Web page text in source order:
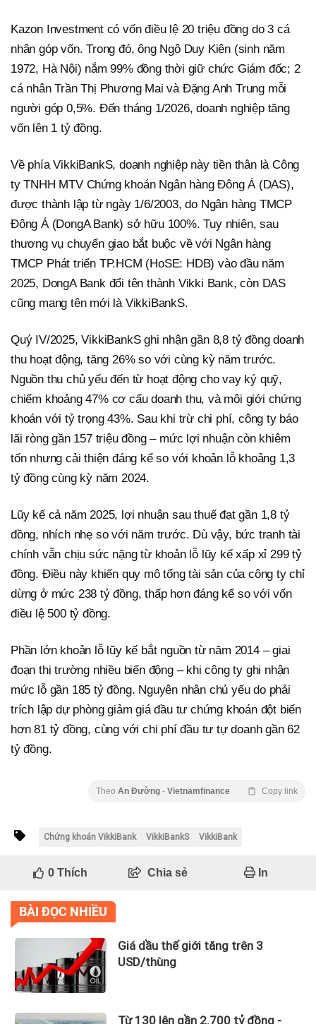
Kazon Investment có vốn điều lệ 20 triệu đồng do 3 cá
nhân góp vốn. Trong đó, ông Ngô Duy Kiên (sinh năm
1972, Hà Nội) nắm 99% đồng thời giữ chức Giám đốc; 2
cá nhân Trần Thị Phương Mai và Đặng Anh Trung mỗi
người góp 0,5%. Đến tháng 1/2026, doanh nghiệp tăng
vốn lên 1 tỷ đồng.
Về phía VikkiBankS, doanh nghiệp này tiền thân là Công
ty TNHH MTV Chứng khoán Ngân hàng Đông Á (DAS),
được thành lập từ ngày 1/6/2003, do Ngân hàng TMCP
Đông Á (DongA Bank) sở hữu 100%. Tuy nhiên, sau
thương vụ chuyển giao bắt buộc về với Ngân hàng
TMCP Phát triển TP.HCM (HoSE: HDB) vào đầu năm
2025, DongA Bank đổi tên thành Vikki Bank, còn DAS
cũng mang tên mới là VikkiBankS.
Quý IV/2025, VikkiBankS ghi nhận gần 8,8 tỷ đồng doanh
thu hoạt động, tăng 26% so với cùng kỳ năm trước.
Nguồn thu chủ yếu đến từ hoạt động cho vay ký quỹ,
chiếm khoảng 47% cơ cấu doanh thu, và môi giới chứng
khoán với tỷ trọng 43%. Sau khi trừ chi phí, công ty báo
lãi ròng gần 157 triệu đồng – mức lợi nhuận còn khiêm
tốn nhưng cải thiện đáng kể so với khoản lỗ khoảng 1,3
tỷ đồng cùng kỳ năm 2024.
Lũy kế cả năm 2025, lợi nhuận sau thuế đạt gần 1,8 tỷ
đồng, nhích nhẹ so với năm trước. Dù vậy, bức tranh tài
chính vẫn chịu sức nặng từ khoản lỗ lũy kế xấp xỉ 299 tỷ
đồng. Điều này khiến quy mô tổng tài sản của công ty chỉ
dừng ở mức 238 tỷ đồng, thấp hơn đáng kể so với vốn
điều lệ 500 tỷ đồng.
Phần lớn khoản lỗ lũy kế bắt nguồn từ năm 2014 – giai
đoạn thị trường nhiều biến động – khi công ty ghi nhận
mức lỗ gần 185 tỷ đồng. Nguyên nhân chủ yếu do phải
trích lập dự phòng giảm giá đầu tư chứng khoán đột biến
hơn 81 tỷ đồng, cùng với chi phí đầu tư tự doanh gần 62
tỷ đồng.
Theo An Đường - Vietnamfinance Copy link
Chứng khoán VikkiBank VikkiBankS VikkiBank
0Thích Chia sẻ In
BÀI ĐỌC NHIỀU
Giá dầu thế giới tăng trên 3
USD/thùng
Từ 130 lên gần 2.700 tỷ đồng -